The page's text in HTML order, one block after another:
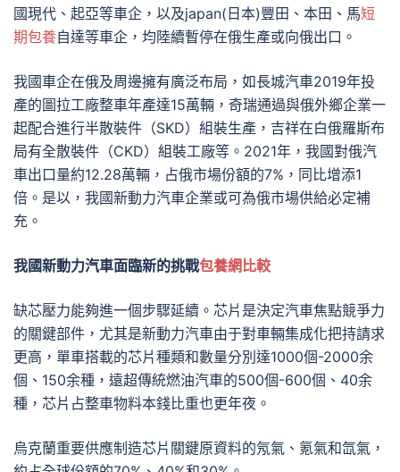
國現代、起亞等車企，以及japan(日本)豐田、本田、馬短
期包養自達等車企，均陸續暫停在俄生產或向俄出口。
我國車企在俄及周邊擁有廣泛布局，如長城汽車2019年投
產的圖拉工廠整車年產達15萬輛，奇瑞通過與俄外鄉企業一
起配合進行半散裝件（SKD）組裝生產，吉祥在白俄羅斯布
局有全散裝件（CKD）組裝工廠等。2021年，我國對俄汽
車出口量約12.28萬輛，占俄市場份額的7%，同比增添1
倍。是以，我國新動力汽車企業或可為俄市場供給必定補
充。
我國新動力汽車面臨新的挑戰包養網比較
缺芯壓力能夠進一個步驟延續。芯片是決定汽車焦點競爭力
的關鍵部件，尤其是新動力汽車由于對車輛集成化把持請求
更高，單車搭載的芯片種類和數量分別達1000個-2000余
個、150余種，遠超傳統燃油汽車的500個-600個、40余
種，芯片占整車物料本錢比重也更年夜。
烏克蘭重要供應制造芯片關鍵原資料的氖氣、氪氣和氙氣，